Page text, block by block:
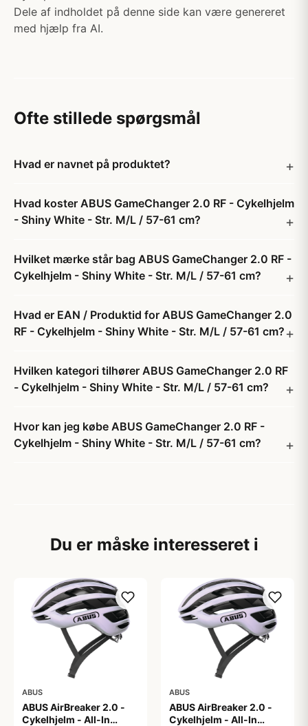
Dele af indholdet på denne side kan være genereret
med hjælp fra AI.
Ofte stillede spørgsmål
Hvad er navnet på produktet?
Hvad koster ABUS GameChanger 2.0 RF - Cykelhjelm
- Shiny White - Str. M/L / 57-61 cm?
Hvilket mærke står bag ABUS GameChanger 2.0 RF -
Cykelhjelm - Shiny White - Str. M/L / 57-61 cm?
Hvad er EAN / Produktid for ABUS GameChanger 2.0
RF - Cykelhjelm - Shiny White - Str. M/L / 57-61 cm?
Hvilken kategori tilhører ABUS GameChanger 2.0 RF
- Cykelhjelm - Shiny White - Str. M/L / 57-61 cm?
Hvor kan jeg købe ABUS GameChanger 2.0 RF -
Cykelhjelm - Shiny White - Str. M/L / 57-61 cm?
Du er måske interesseret i
ABUS
ABUS AirBreaker 2.0 -
Cykelhjelm - All-In
ABUS
ABUS AirBreaker 2.0 -
Cykelhjelm - All-In